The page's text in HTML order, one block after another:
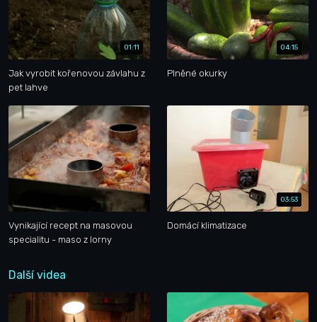
01:11
Jak vyrobit kořenovou závlahu z
pet lahve
04:15
Plněné okurky
Vynikající recept na masovou
specialitu - maso z lorny
03:53
Domácí klimatizace
Další videa